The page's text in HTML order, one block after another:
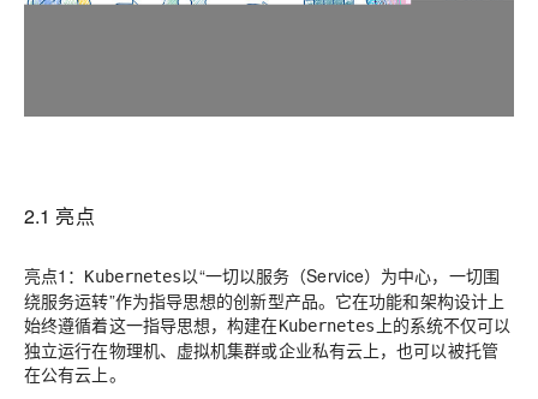
2.1 亮点
亮点1： Kubernetes以“一切以服务（Service）为中心，一切围
绕服务运转”作为指导思想的创新型产品。它在功能和架构设计上
始终遵循着这一指导思想，构建在Kubernetes 上的系统不仅可以
独立运行在物理机、虚拟机集群或企业私有云上，也可以被托管
在公有云上。